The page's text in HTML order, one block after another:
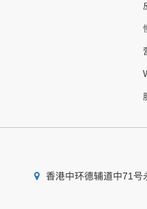
香港中环德辅道中71号